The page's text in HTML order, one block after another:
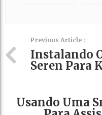
Previous Article :
Instalando
Seren Para
Usando Uma